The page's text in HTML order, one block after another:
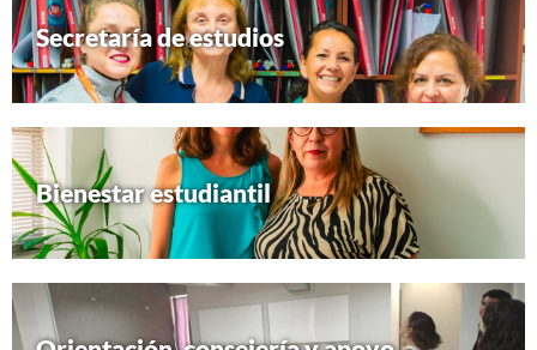
Secretaría de estudios
Bienestar estudiantil